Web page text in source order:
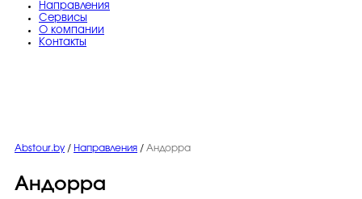
Направления
Сервисы
O компании
Контакты
Abstour.by / Направления / Андорра
Андорра